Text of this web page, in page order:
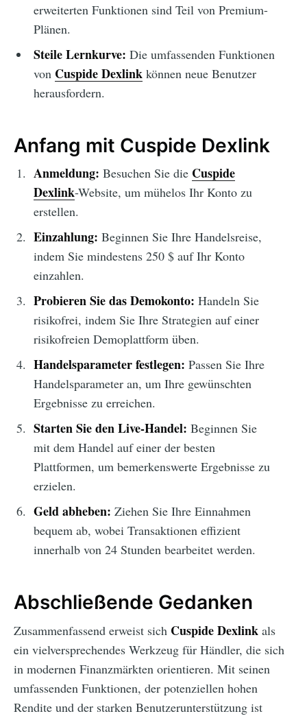
erweiterten Funktionen sind Teil von Premium-
Plänen.
Steile Lernkurve: Die umfassenden Funktionen
von Cuspide Dexlinkkönnen neue Benutzer
herausfordern.
Anfang mit Cuspide Dexlink
Anmeldung: Besuchen Sie die Cuspide
Dexlink-Website, um mühelos Ihr Konto zu
erstellen.
Einzahlung: Beginnen Sie Ihre Handelsreise,
indem Sie mindestens 250 $ auf Ihr Konto
einzahlen.
Probieren Sie das Demokonto: Handeln Sie
risikofrei, indem Sie Ihre Strategien auf einer
risikofreien Demoplattform üben.
Handelsparameter festlegen: Passen Sie Ihre
Handelsparameter an, um Ihre gewünschten
Ergebnisse zu erreichen.
Starten Sie den Live-Handel: Beginnen Sie
mit dem Handel auf einer der besten
Plattformen, um bemerkenswerte Ergebnisse zu
erzielen.
Geld abheben: Ziehen Sie Ihre Einnahmen
bequem ab, wobei Transaktionen effizient
innerhalb von 24 Stunden bearbeitet werden.
Abschließende Gedanken
Zusammenfassend erweist sich Cuspide Dexlink als
ein vielversprechendes Werkzeug für Händler, die sich
in modernen Finanzmärkten orientieren. Mit seinen
umfassenden Funktionen, der potenziellen hohen
Rendite und der starken Benutzerunterstützung ist